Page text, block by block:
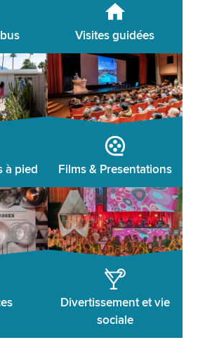
Visites guidées
à pied Films & Presentations
Divertissement et vie
sociale